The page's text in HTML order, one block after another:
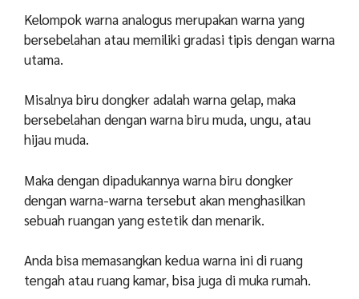
Kelompok warna analogus merupakan warna yang
bersebelahan atau memiliki gradasi tipis dengan warna
utama.
Misalnya biru dongker adalah warna gelap, maka
bersebelahan dengan warna biru muda, ungu, atau
hijau muda.
Maka dengan dipadukannya warna biru dongker
dengan warna-warna tersebut akan menghasilkan
sebuah ruangan yang estetik dan menarik.
Anda bisa memasangkan kedua warna ini di ruang
tengah atau ruang kamar, bisa juga di muka rumah.